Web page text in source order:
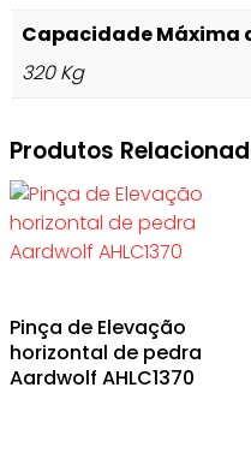
Capacidade Máxima
320 Kg
Produtos
Pinça de Elevação
horizontal de pedra
Aardwolf AHLC1370